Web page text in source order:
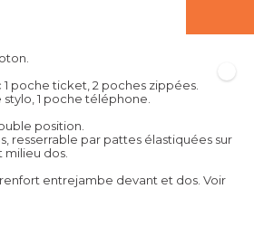
poche ticket, 2 poches zippées.
1 poche téléphone.
position.
resserrable par pattes élastiquées sur
milieu dos.
entrejambe devant et dos. Voir